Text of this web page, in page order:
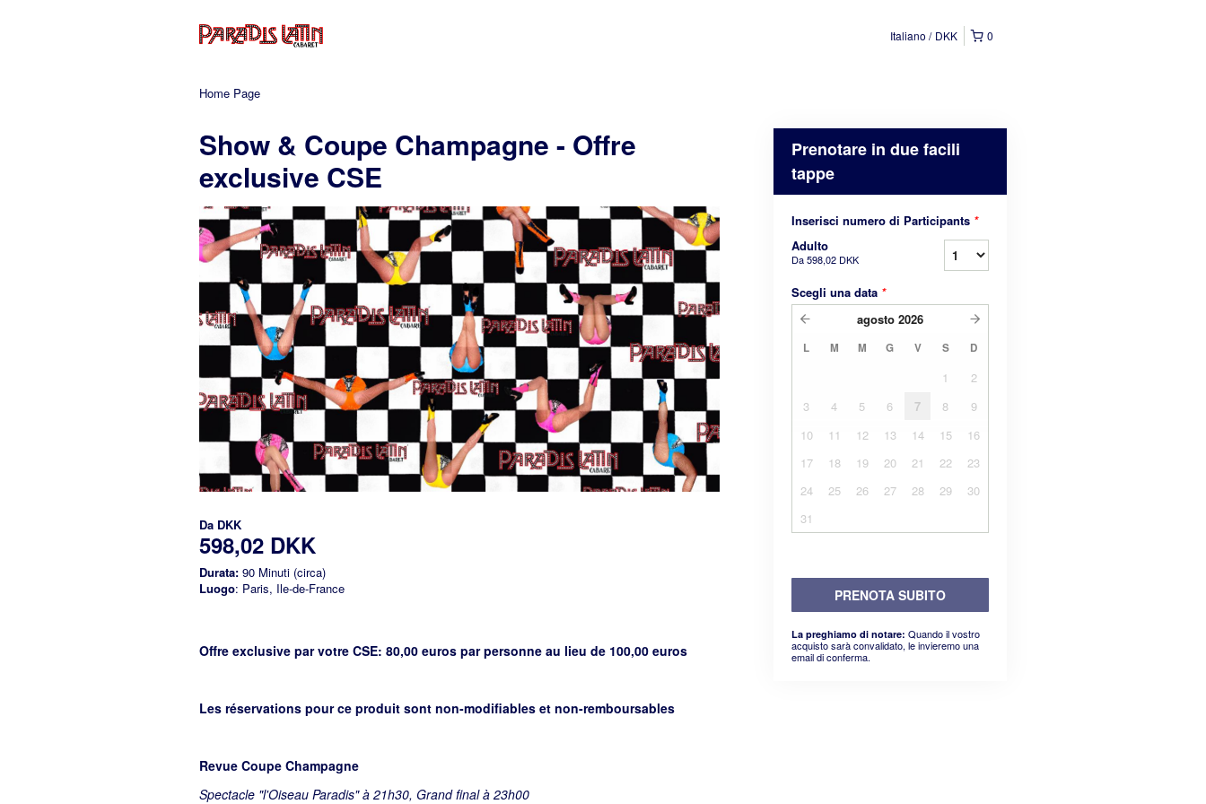
0
Italiano DKK
Home Page
Show & Coupe Champagne - Offre
exclusive CSE
Da DKK
598,02 DKK
Durata: 90 Minuti (circa)
Luogo: Paris, Ile-de-France
Offre exclusive par votre CSE: 80,00 euros par personne au lieu de 100,00 euros
Les réservations pour ce produit sont non-modifiables et non-remboursables
Revue Coupe Champagne
Spectacle "l'Oiseau Paradis" à 21h30, Grand final à 23h00
Prenotare in due facili
tappe
Inserisci numero di Participants *
Adulto
Da598,02 DKK
Scegli una data *
agosto 2026
L M M G V S D
1
2
3
4 5 6 7 8
9
10
11 12 13 14 15
16
17
18 19 20 21 22
23
24
25 26 27 28 29
30
31
PRENOTA SUBITO
La preghiamo di notare: Quando il vostro
acquisto sarà convalidato, le invieremo una
email di conferma.